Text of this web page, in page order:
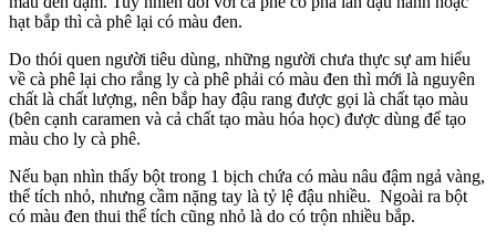
hạt bắp thì cà phê lại có màu đen.
Do thói quen người tiêu dùng, những người chưa thực sự am hiểu
về cà phê lại cho rắng ly cà phê phải có màu đen thì mới là nguyên
chất là chất lượng, nên bắp hay đậu rang được gọi là chất tạo màu
(bên cạnh caramen và cả chất tạo màu hóa học) được dùng để tạo
màu cho ly cà phê.
Nếu bạn nhìn thấy bột trong 1 bịch chứa có màu nâu đậm ngả vàng,
thể tích nhỏ, nhưng cầm nặng tay là tỷ lệ đậu nhiều. Ngoài ra bột
có màu đen thui thể tích cũng nhỏ là do có trộn nhiều bắp.